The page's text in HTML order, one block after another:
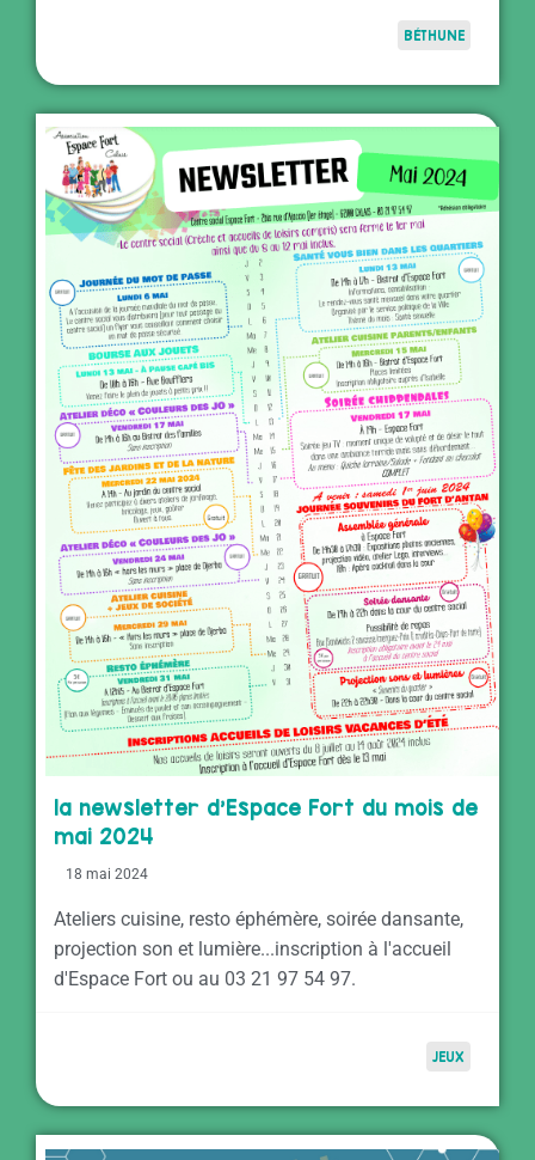
BÉTHUNE
la newsletter d’Espace Fort du mois de
mai 2024
18 mai 2024
Ateliers cuisine, resto éphémère, soirée dansante,
projection son et lumière...inscription à l'accueil
d'Espace Fort ou au 03 21 97 54 97.
JEUX